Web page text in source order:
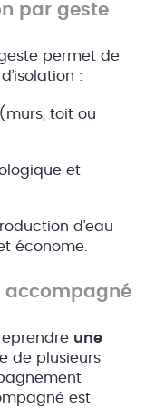
par geste
geste permet de
:
toit ou
et
d’eau
économe.
accompagné
une
de plusieurs
est